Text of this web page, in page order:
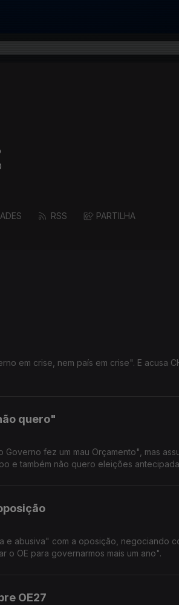
RSS PARTILHA
em crise, nem país em crise". E acusa
quero"
fez um mau Orçamento", mas
e também não quero eleições
e abusiva" com a oposição, negociando
o OE para governarmos mais um ano".
OE27